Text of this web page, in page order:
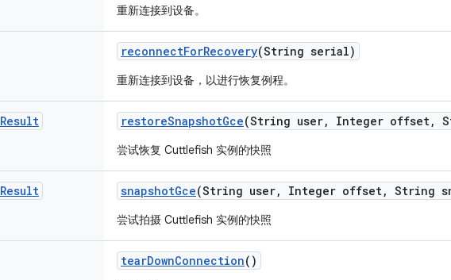
重新连接到设备。
reconnectForRecovery(String serial)
重新连接到设备，以进行恢复例程。
Result restoreSnapshotGce(String user, Integer offset,
尝试恢复 Cuttlefish 实例的快照
Result snapshotGce(String user, Integer offset, String
尝试拍摄 Cuttlefish 实例的快照
tearDownConnection()